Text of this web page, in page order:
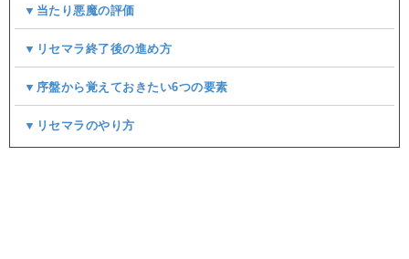
▼当たり悪魔の評価
▼リセマラ終了後の進め方
▼序盤から覚えておきたい6つの要素
▼リセマラのやり方